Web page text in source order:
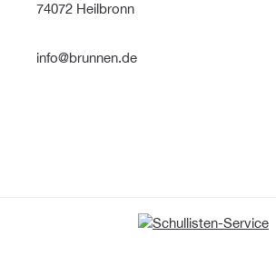
74072 Heilbronn
info@brunnen.de